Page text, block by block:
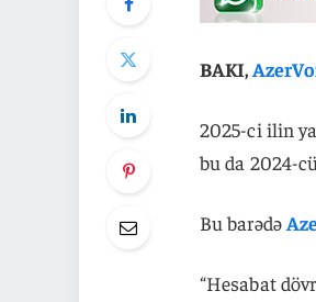
BAKI,
2025-ci ilin
bu da 2024-
Bu barədə
“Hesabat